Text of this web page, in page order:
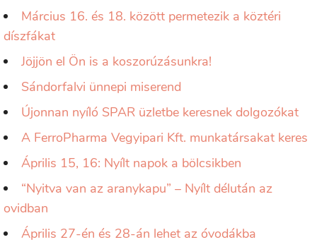
Március 16. és 18. között permetezik a köztéri
díszfákat
Jöjjön el Ön is a koszorúzásunkra!
Sándorfalvi ünnepi miserend
Újonnan nyíló SPAR üzletbe keresnek dolgozókat
A FerroPharma Vegyipari Kft. munkatársakat keres
Április 15, 16: Nyílt napok a bölcsikben
“Nyitva van az aranykapu” – Nyílt délután az
ovidban
Április 27-én és 28-án lehet az óvodákba